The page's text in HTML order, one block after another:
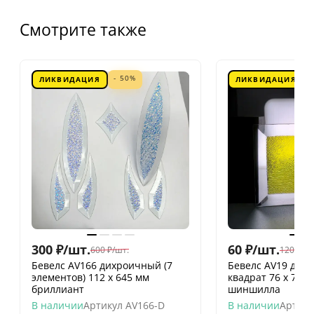
Смотрите также
ЛИКВИДАЦИЯ - 50%
300 ₽/шт.600 ₽/шт.
Бевелс AV166 дихроичный (7
элементов) 112 х 645 мм
бриллиант
В наличииАртикул AV166-D
ЛИКВИДАЦИЯ
60 ₽/шт.120
Бевелс AV19
квадрат 76 х 76
шиншилла
В наличии